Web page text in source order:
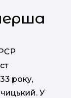
року,
У